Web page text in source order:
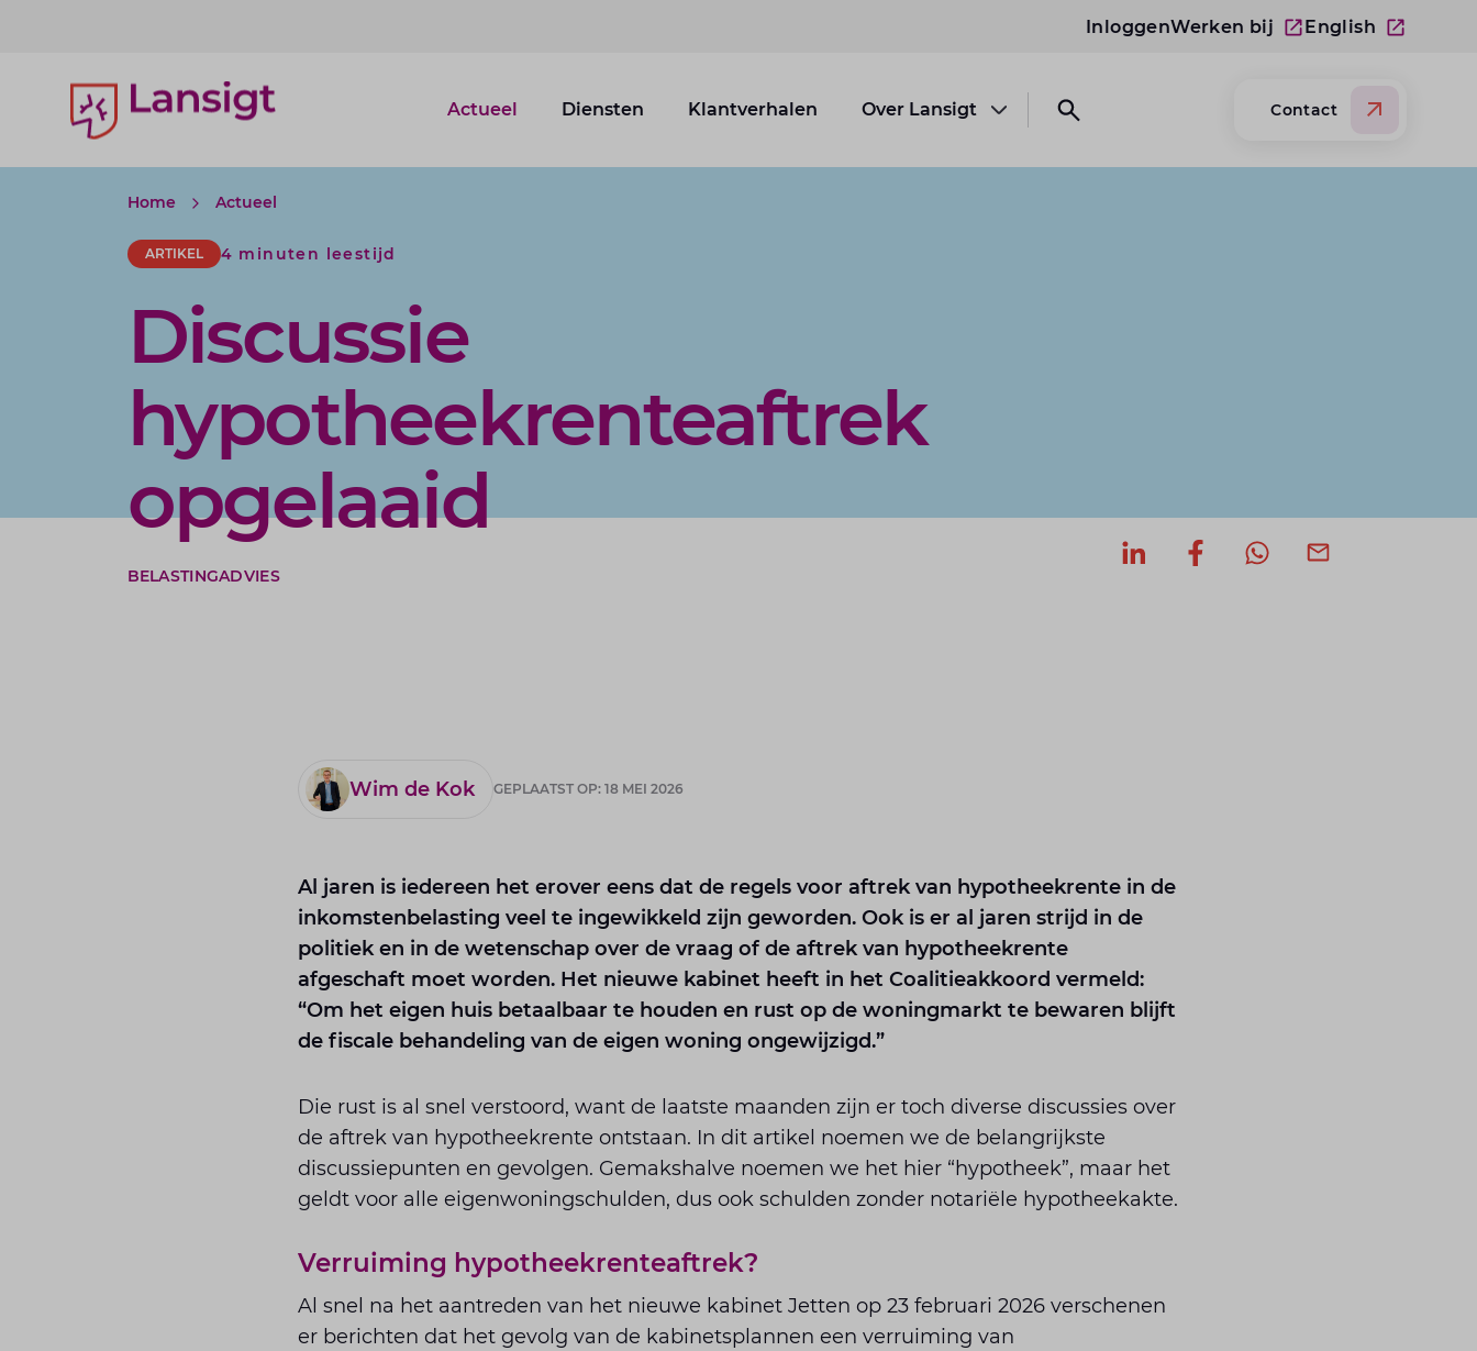
InloggenWerken bij English
Lansigt Accountants logo
Actueel Diensten Klantverhalen Over Lansigt
Open submenu Over Lansigt
Open search website
Contact
Home Actueel
ARTIKEL 4 minuten leestijd
Discussie
hypotheekrenteaftrek
opgelaaid
BELASTINGADVIES
Wim de Kok GEPLAATST OP: 18 MEI 2026
Al jaren is iedereen het erover eens dat de regels voor aftrek van hypotheekrente in de
inkomstenbelasting veel te ingewikkeld zijn geworden. Ook is er al jaren strijd in de
politiek en in de wetenschap over de vraag of de aftrek van hypotheekrente
afgeschaft moet worden. Het nieuwe kabinet heeft in het Coalitieakkoord vermeld:
“Om het eigen huis betaalbaar te houden en rust op de woningmarkt te bewaren blijft
de fiscale behandeling van de eigen woning ongewijzigd.”
Die rust is al snel verstoord, want de laatste maanden zijn er toch diverse discussies over
de aftrek van hypotheekrente ontstaan. In dit artikel noemen we de belangrijkste
discussiepunten en gevolgen. Gemakshalve noemen we het hier “hypotheek”, maar het
geldt voor alle eigenwoningschulden, dus ook schulden zonder notariële hypotheekakte.
Verruiming hypotheekrenteaftrek?
Al snel na het aantreden van het nieuwe kabinet Jetten op 23 februari 2026 verschenen
er berichten dat het gevolg van de kabinetsplannen een verruiming van